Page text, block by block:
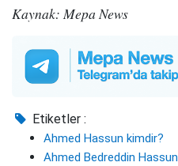
Kaynak: Mepa News
Etiketler :
Ahmed Hassun kimdir?
Ahmed Bedreddin Hassun